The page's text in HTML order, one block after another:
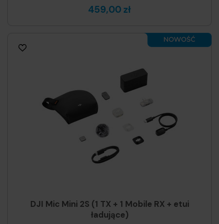
459,00 zł
DJI Mic Mini 2S (1 TX + 1 Mobile RX + etui
ładujące)